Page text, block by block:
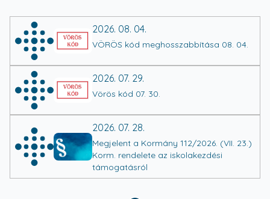
2026. 08. 04.
VÖRÖS kód meghosszabbítása 08. 04.
2026. 07. 29.
Vörös kód 07. 30.
2026. 07. 28.
Megjelent a Kormány 112/2026. (VII. 23.)
Korm. rendelete az iskolakezdési
támogatásról